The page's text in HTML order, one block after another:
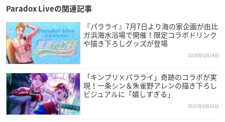
Paradox Liveの関連記事
『パラライ』7月7日より海の家企画が由比
ガ浜海水浴場で開催！限定コラボドリンク
や描き下ろしグッズが登場
2025年6月24日
「キンプリ×パラライ」奇跡のコラボが実
現！一条シン＆朱雀野アレンの描き下ろし
ビジュアルに「嬉しすぎる」
2025年6月16日